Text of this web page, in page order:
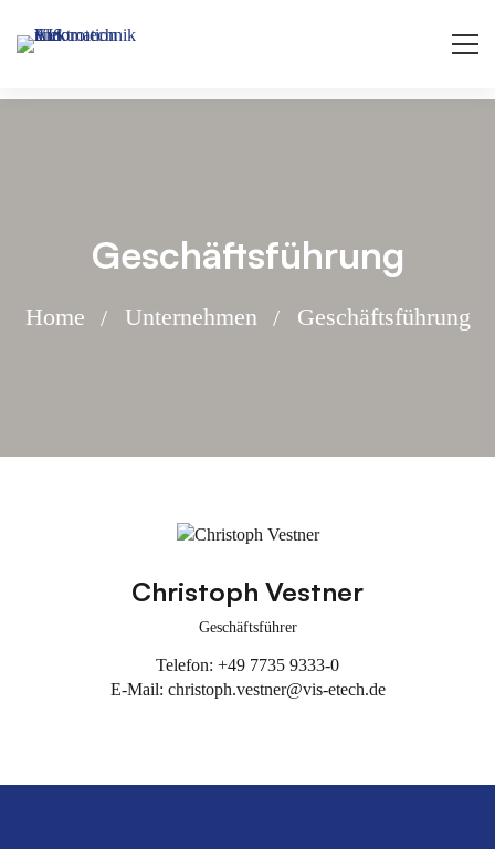
Geschäftsführung
Home Unternehmen Geschäftsführung
Geschäftsführung
Christoph Vestner
Geschäftsführer
Telefon: +49 7735 9333-0
E-Mail: christoph.vestner@vis-etech.de